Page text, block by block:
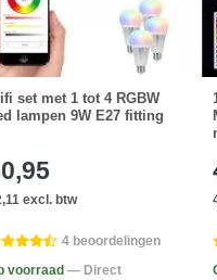
set met 1 tot 4 RGBW
lampen 9W E27 fitting
excl. btw
4 beoordelingen
voorraad — Direct